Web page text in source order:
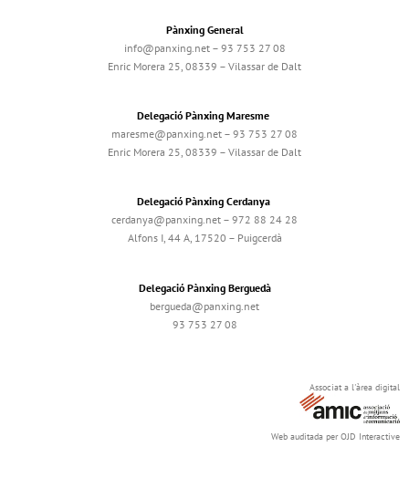
Pànxing General
info@panxing.net – 93 753 27 08
Enric Morera 25, 08339 – Vilassar de Dalt
Delegació Pànxing Maresme
maresme@panxing.net – 93 753 27 08
Enric Morera 25, 08339 – Vilassar de Dalt
Delegació Pànxing Cerdanya
cerdanya@panxing.net – 972 88 24 28
Alfons I, 44 A, 17520 – Puigcerdà
Delegació Pànxing Berguedà
bergueda@panxing.net
93 753 27 08
Associat a l'àrea digital
Web auditada per OJD Interactive